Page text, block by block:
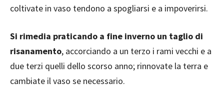
coltivate in vaso tendono a spogliarsi e a impoverirsi.
Si rimedia praticando a fine inverno un taglio di
risanamento, accorciando a un terzo i rami vecchi e a
due terzi quelli dello scorso anno; rinnovate la terra e
cambiate il vaso se necessario.